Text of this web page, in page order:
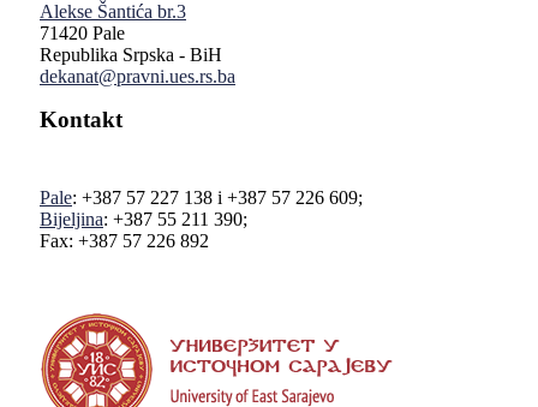
Alekse Šantića br.3
71420 Pale
Republika Srpska - BiH
dekanat@pravni.ues.rs.ba
Kontakt
Pale: +387 57 227 138 i +387 57 226 609;
Bijeljina: +387 55 211 390;
Fax: +387 57 226 892